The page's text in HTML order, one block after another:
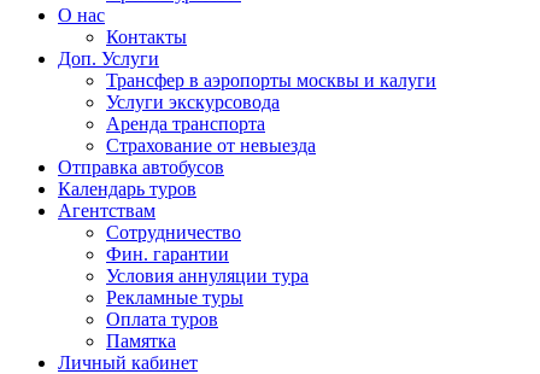
О нас
Контакты
Доп. Услуги
Трансфер в аэропорты москвы и калуги
Услуги экскурсовода
Аренда транспорта
Страхование от невыезда
Отправка автобусов
Календарь туров
Агентствам
Сотрудничество
Фин. гарантии
Условия аннуляции тура
Рекламные туры
Оплата туров
Памятка
Личный кабинет